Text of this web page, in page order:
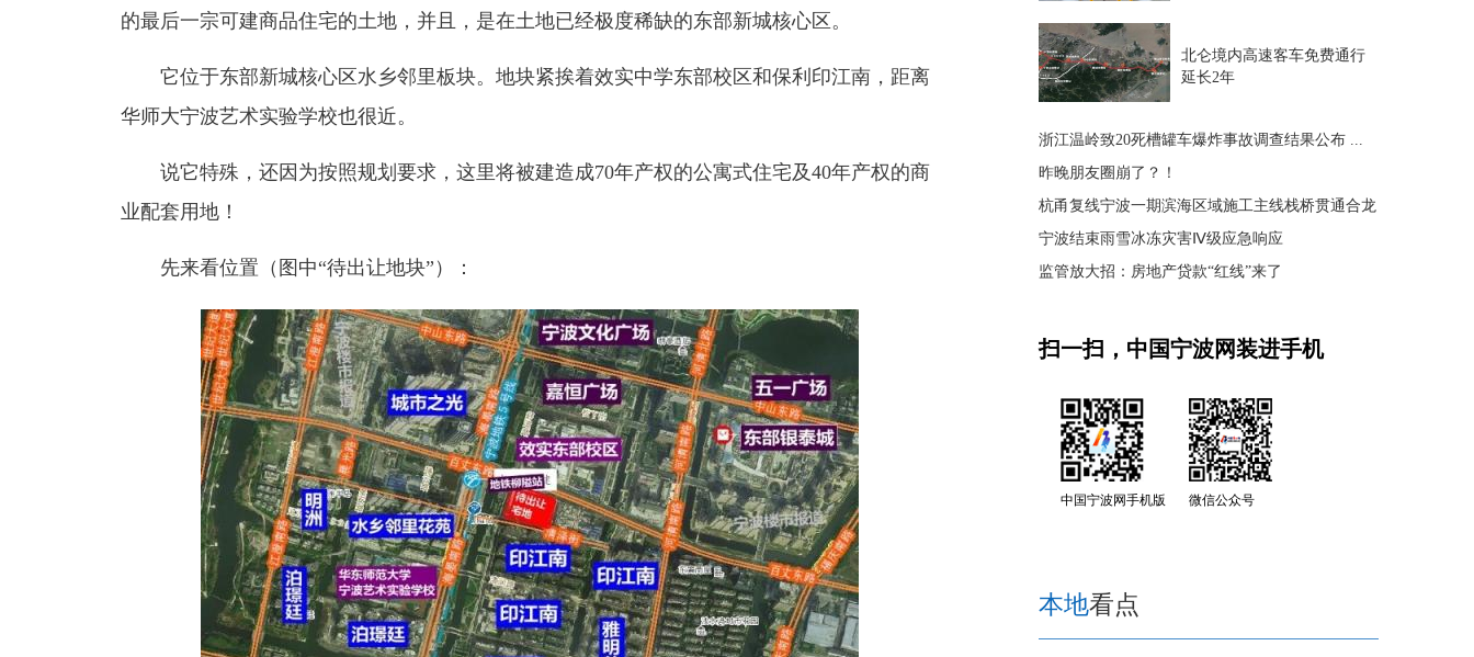
的最后一宗可建商品住宅的土地，并且，是在土地已经极度稀缺的东部新城核心区。
它位于东部新城核心区水乡邻里板块。地块紧挨着效实中学东部校区和保利印江南，距离
华师大宁波艺术实验学校也很近。
说它特殊，还因为按照规划要求，这里将被建造成70年产权的公寓式住宅及40年产权的商
业配套用地！
先来看位置（图中“待出让地块”）：
北仑境内高速客车免费通行
延长2年
浙江温岭致20死槽罐车爆炸事故调查结果公布 ...
昨晚朋友圈崩了？！
杭甬复线宁波一期滨海区域施工主线栈桥贯通合龙
宁波结束雨雪冰冻灾害Ⅳ级应急响应
监管放大招：房地产贷款“红线”来了
扫一扫，中国宁波网装进手机
中国宁波网手机版 微信公众号
本地看点